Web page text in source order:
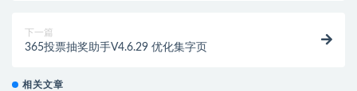
下一篇
365投票抽奖助手V4.6.29 优化集字页
相关文章